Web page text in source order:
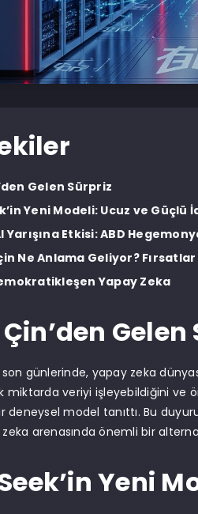
Gelen Sürpriz
Yeni Modeli: Ucuz ve Güçlü
Yarışına Etkisi: ABD
Ne Anlama Geliyor?
Yapay Zeka
son günlerinde, yapay zeka
miktarda veriyi işleyebildiğini ve
deneysel model tanıttı. Bu
arenasında önemli bir
Yeni